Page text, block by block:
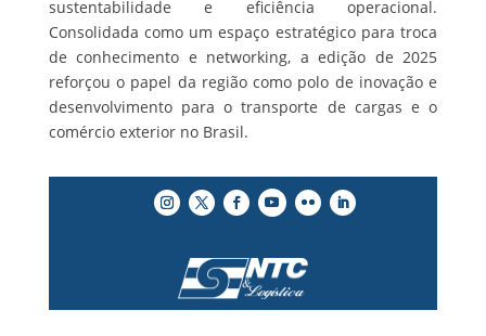
sustentabilidade e eficiência operacional.
Consolidada como um espaço estratégico para troca
de conhecimento e networking, a edição de 2025
reforçou o papel da região como polo de inovação e
desenvolvimento para o transporte de cargas e o
comércio exterior no Brasil.